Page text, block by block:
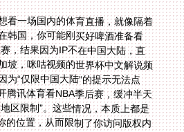
看一场国内的体育直播，就像隔着
韩国，你可能刚买好啤酒准备看
，结果因为IP不在中国大陆，直
坡，咪咕视频的世界杯中文解说频
为“仅限中国大陆”的提示无法点
腾讯体育看NBA季后赛，缓冲半天
区限制”。这些情况，本质上都是
的位置，从而限制了你访问版权内
问题的关键，就是找到一个可靠的
切换到中国大陆，让平台以为你就